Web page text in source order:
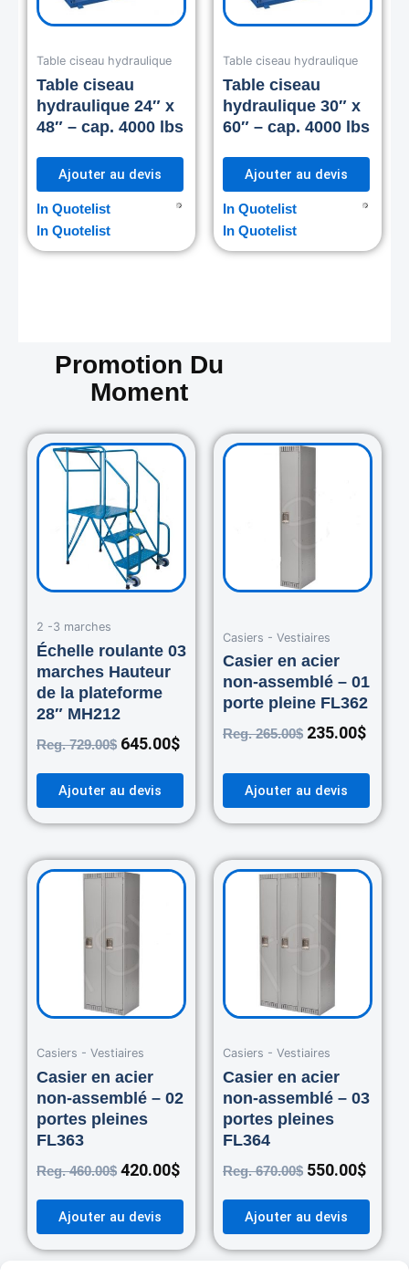
Table ciseau hydraulique
Table ciseau
hydraulique 24″ x
48″ – cap. 4000 lbs
Ajouter au devis
In Quotelist
In Quotelist
Table ciseau hydraulique
Table ciseau
hydraulique 30″ x
60″ – cap. 4000 lbs
Ajouter au devis
In Quotelist
In Quotelist
Promotion Du
Moment
2 -3 marches
Échelle roulante 03
marches Hauteur
de la plateforme
28″ MH212
Reg.729.00$
Original
price
was:
729.00$.
645.00$
Current
price
Ajouter au devis
Casiers - Vestiaires
Casier en acier
non-assemblé – 01
porte pleine FL362
Reg.265.00$
Original
235.00$
price
Ajouter au devis
Casiers - Vestiaires
Casier en acier
non-assemblé – 02
portes pleines
FL363
Reg.460.00$
Original
420.00$
Current
price
Ajouter au devis
Casiers - Vestiaires
Casier en acier
non-assemblé – 03
portes pleines
FL364
Reg.670.00$
Original
550.00$
price
Ajouter au devis